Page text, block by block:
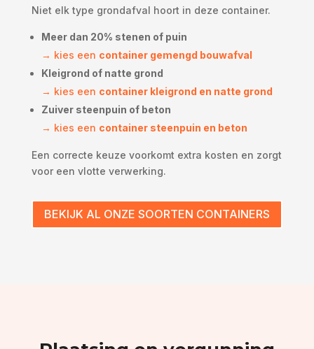
Niet elk type grondafval hoort in deze container.
Meer dan 20% stenen of puin
→ kies een container gemengd bouwafval
Kleigrond of natte grond
→ kies een container kleigrond en natte grond
Zuiver steenpuin of beton
→ kies een container steenpuin en beton
Een correcte keuze voorkomt extra kosten en zorgt
voor een vlotte verwerking.
BEKIJK AL ONZE SOORTEN CONTAINERS